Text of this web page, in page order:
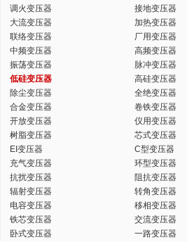
调火变压器
接地变压器
大流变压器
加热变压器
联络变压器
厂用变压器
中频变压器
高频变压器
振荡变压器
脉冲变压器
低硅变压器
高硅变压器
除尘变压器
全绝变压器
合金变压器
卷铁变压器
开放变压器
仪用变压器
树脂变压器
芯式变压器
EI变压器
C型变压器
充气变压器
环型变压器
抗扰变压器
阻抗变压器
辐射变压器
转角变压器
电容变压器
移相变压器
铁芯变压器
交流变压器
卧式变压器
一路变压器